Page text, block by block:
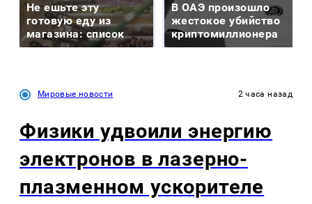
Не ешьте эту
готовую еду из
магазина: список
В ОАЭ произошло
жестокое убийство
криптомиллионера
Мировые новости 2 часа назад
Физики удвоили энергию
электронов в лазерно-
плазменном ускорителе